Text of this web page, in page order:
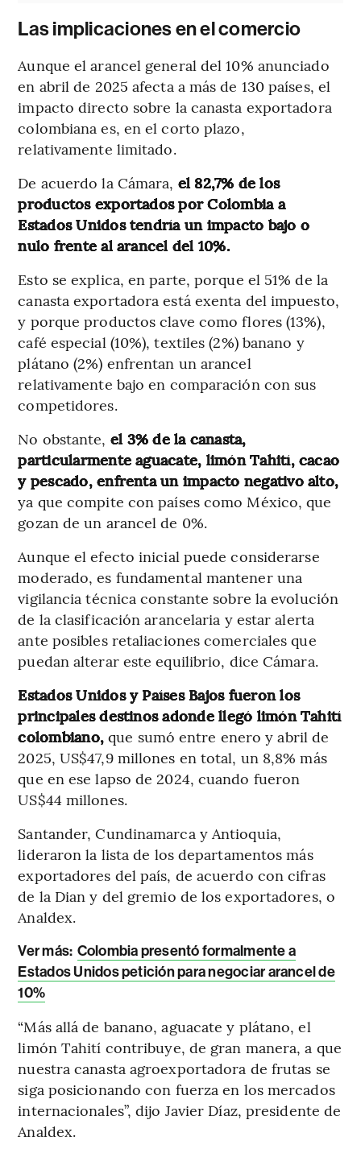
Las implicaciones en el comercio
Aunque el arancel general del 10% anunciado
en abril de 2025 afecta a más de 130 países, el
impacto directo sobre la canasta exportadora
colombiana es, en el corto plazo,
relativamente limitado.
De acuerdo la Cámara, el 82,7% de los
productos exportados por Colombia a
Estados Unidos tendría un impacto bajo o
nulo frente al arancel del 10%.
Esto se explica, en parte, porque el 51% de la
canasta exportadora está exenta del impuesto,
y porque productos clave como flores (13%),
café especial (10%), textiles (2%) banano y
plátano (2%) enfrentan un arancel
relativamente bajo en comparación con sus
competidores.
No obstante, el 3% de la canasta,
particularmente aguacate, limón Tahití, cacao
y pescado, enfrenta un impacto negativo alto,
ya que compite con países como México, que
gozan de un arancel de 0%.
Aunque el efecto inicial puede considerarse
moderado, es fundamental mantener una
vigilancia técnica constante sobre la evolución
de la clasificación arancelaria y estar alerta
ante posibles retaliaciones comerciales que
puedan alterar este equilibrio, dice Cámara.
Estados Unidos y Países Bajos fueron los
principales destinos adonde llegó limón Tahití
colombiano, que sumó entre enero y abril de
2025, US$47,9 millones en total, un 8,8% más
que en ese lapso de 2024, cuando fueron
US$44 millones.
Santander, Cundinamarca y Antioquia,
lideraron la lista de los departamentos más
exportadores del país, de acuerdo con cifras
de la Dian y del gremio de los exportadores, o
Analdex.
Ver más: Colombia presentó formalmente a
Estados Unidos petición para negociar arancel de
10%
“Más allá de banano, aguacate y plátano, el
limón Tahití contribuye, de gran manera, a que
nuestra canasta agroexportadora de frutas se
siga posicionando con fuerza en los mercados
internacionales”, dijo Javier Díaz, presidente de
Analdex.